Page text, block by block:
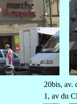
20bis, av.
1, av du